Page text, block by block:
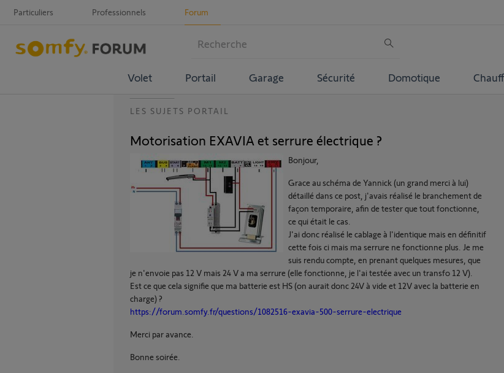
Particuliers Professionnels Forum
Volet Portail Garage Sécurité Domotique
LES SUJETS PORTAIL
Motorisation EXAVIA et serrure électrique ?
Bonjour,
Grace au schéma de Yannick (un grand merci à lui)
détaillé dans ce post, j'avais réalisé le branchement de
façon temporaire, afin de tester que tout fonctionne,
ce qui était le cas.
J'ai donc réalisé le cablage à l'identique mais en définitif
cette fois ci mais ma serrure ne fonctionne plus. Je me
suis rendu compte, en prenant quelques mesures, que
je n'envoie pas 12 V mais 24 V a ma serrure (elle fonctionne, je l'ai testée avec un transfo 12 V).
Est ce que cela signifie que ma batterie est HS (on aurait donc 24V à vide et 12V avec la batterie en
charge) ?
https://forum.somfy.fr/questions/1082516-exavia-500-serrure-electrique
Merci par avance.
Bonne soirée.